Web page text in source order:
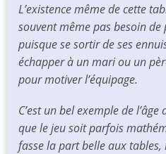
L’existence même de cette
souvent même pas besoin
puisque se sortir de ses
échapper à un mari ou un
pour motiver l’équipage.
C’est un bel exemple de
que le jeu soit parfois
fasse la part belle aux